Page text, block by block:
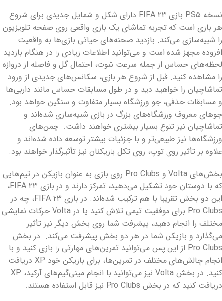
نسخه PS۵ بازی FIFA ۲۳ دارای شکل و شمایل جدیدی برای شروع
هر بازی است که تجربه تماشای یک بازی واقعی روی صفحه تلویزیون
را شبیه‌سازی می‌کند. بازدید صحنه‌های حیاتی بازی‌ها به واقعیت
افزوده مجهز شده است و می‌توانید اطلاعات زیادی را در هنگام بازدید
لحظه‌های حساس از جمله سرعت شوت، احتمال گل و فاصله از دروازه
را مشاهده کنید. قبل از شروع هر بازی، سکانس‌های جدیدی از ورود
تماشاچیان را خواهید دید و در طول مسابقات حساس مانند داربی‌ها
و مسابقات حذفی، جو ورزشگاه بسیار متفاوت و سنگین خواهد بود.
جوهای معروف ورزشگاه‌های بزرگ در بازی شبیه‌سازی شده‌اند و
تماشاچیان نیز تنوع بسیار بیشتری خواهند داشت. چمن‌های
ورزشگاه‌ها نیز طبیعی‌تر و با جزئیات بیشتر توسعه داده شده‌اند و
علاوه بر تأثیر روی توپ، روی تکل بازیکنان نیز تأثیرگذار خواهند بود.
بخش‌های Volta و Pro Clubs روی بازی به عنوان بازیکن در تیم‌هایی
که با دوستان خود تشکیل می‌دهید، تمرکز دارند و در بازی FIFA ۲۳،
این دو بخش تقریبا با هم ترکیب شده‌اند. در بازی FIFA ۲۳، چه در
Pro Clubs برای موفقیت تیمی تلاش کنید یا در Volta حرکات نمایشی
مختلف را انجام دهید، پیشرفت شما روی بخش دیگر نیز تأثیر
می‌گذارد و بازیکن شما در هر دو بخش پیشرفت می‌کند. در بخش
Pro Clubs از این پس می‌توانید تمرین‌های مهارتی را بازی کنید و با
انجام چالش‌های مختلف در تمرین‌ها، برای بازیکن خود XP دریافت
کنید. در بخش Volta نیز می‌توانید با انجام مینی‌گیم‌های آرکید، XP
دریافت کنید که در بخش Pro Clubs نیز قابل استفاده هستند.